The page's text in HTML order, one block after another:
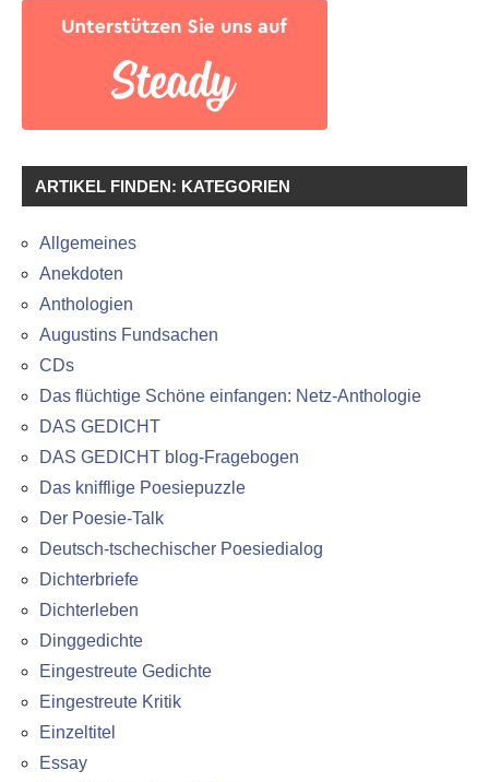
ARTIKEL FINDEN: KATEGORIEN
Allgemeines
Anekdoten
Anthologien
Augustins Fundsachen
CDs
Das flüchtige Schöne einfangen: Netz-Anthologie
DAS GEDICHT
DAS GEDICHT blog-Fragebogen
Das knifflige Poesiepuzzle
Der Poesie-Talk
Deutsch-tschechischer Poesiedialog
Dichterbriefe
Dichterleben
Dinggedichte
Eingestreute Gedichte
Eingestreute Kritik
Einzeltitel
Essay